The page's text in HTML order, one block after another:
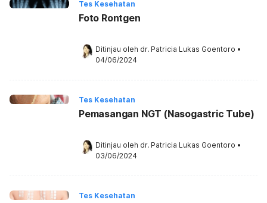
Tes Kesehatan
Foto Rontgen
Ditinjau oleh dr. Patricia Lukas Goentoro •
04/06/2024
Tes Kesehatan
Pemasangan NGT (Nasogastric Tube)
Ditinjau oleh dr. Patricia Lukas Goentoro •
03/06/2024
Tes Kesehatan